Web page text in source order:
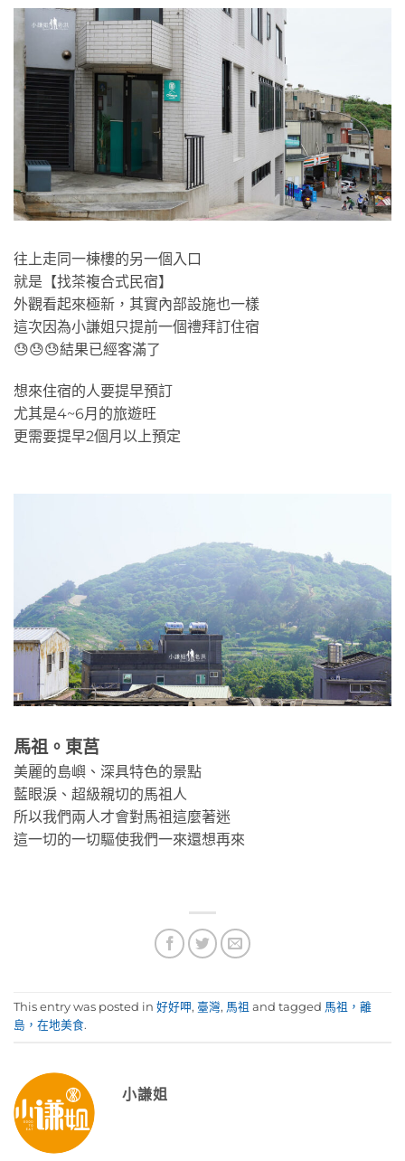
往上走同一棟樓的另一個入口
就是【找茶複合式民宿】
外觀看起來極新，其實內部設施也一樣
這次因為小謙姐只提前一個禮拜訂住宿
😓😓😓結果已經客滿了
想來住宿的人要提早預訂
尤其是4~6月的旅遊旺
更需要提早2個月以上預定
馬祖。東莒
美麗的島嶼、深具特色的景點
藍眼淚、超級親切的馬祖人
所以我們兩人才會對馬祖這麼著迷
這一切的一切驅使我們一來還想再來
This entry was posted in 好好呷, 臺灣, 馬祖 and tagged 馬祖，離
島，在地美食.
小謙姐